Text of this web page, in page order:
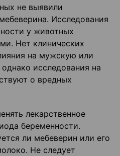
не выявили
Исследования
у животных
Нет клинических
на мужскую или
исследования на
о вредных
лекарственное
беременности.
ли мебеверин или его
Не следует